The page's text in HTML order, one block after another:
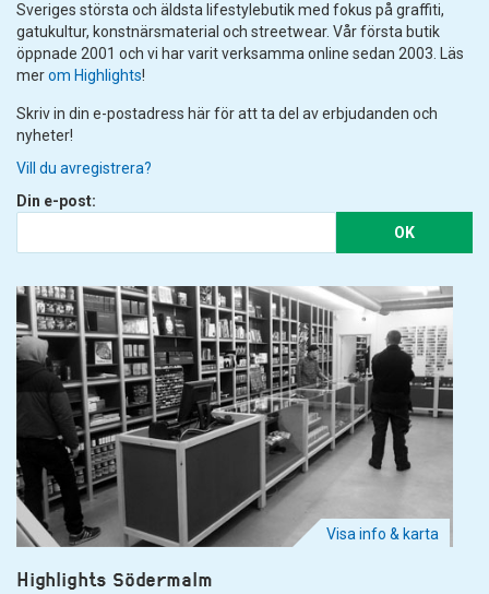
Sveriges största och äldsta lifestylebutik med fokus på graffiti,
gatukultur, konstnärsmaterial och streetwear. Vår första butik
öppnade 2001 och vi har varit verksamma online sedan 2003. Läs
merom Highlights!
Skriv in din e-postadress här för att ta del av erbjudanden och
nyheter!
Vill du avregistrera?
Din e-post:
OK
Visa info & karta
Highlights Södermalm